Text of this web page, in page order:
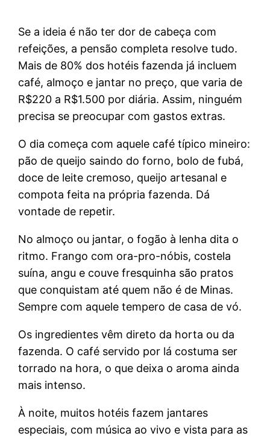
Se a ideia é não ter dor de cabeça com
refeições, a pensão completa resolve tudo.
Mais de 80% dos hotéis fazenda já incluem
café, almoço e jantar no preço, que varia de
R$220 a R$1.500 por diária. Assim, ninguém
precisa se preocupar com gastos extras.
O dia começa com aquele café típico mineiro:
pão de queijo saindo do forno, bolo de fubá,
doce de leite cremoso, queijo artesanal e
compota feita na própria fazenda. Dá
vontade de repetir.
No almoço ou jantar, o fogão à lenha dita o
ritmo. Frango com ora-pro-nóbis, costela
suína, angu e couve fresquinha são pratos
que conquistam até quem não é de Minas.
Sempre com aquele tempero de casa de vó.
Os ingredientes vêm direto da horta ou da
fazenda. O café servido por lá costuma ser
torrado na hora, o que deixa o aroma ainda
mais intenso.
À noite, muitos hotéis fazem jantares
especiais, com música ao vivo e vista para as